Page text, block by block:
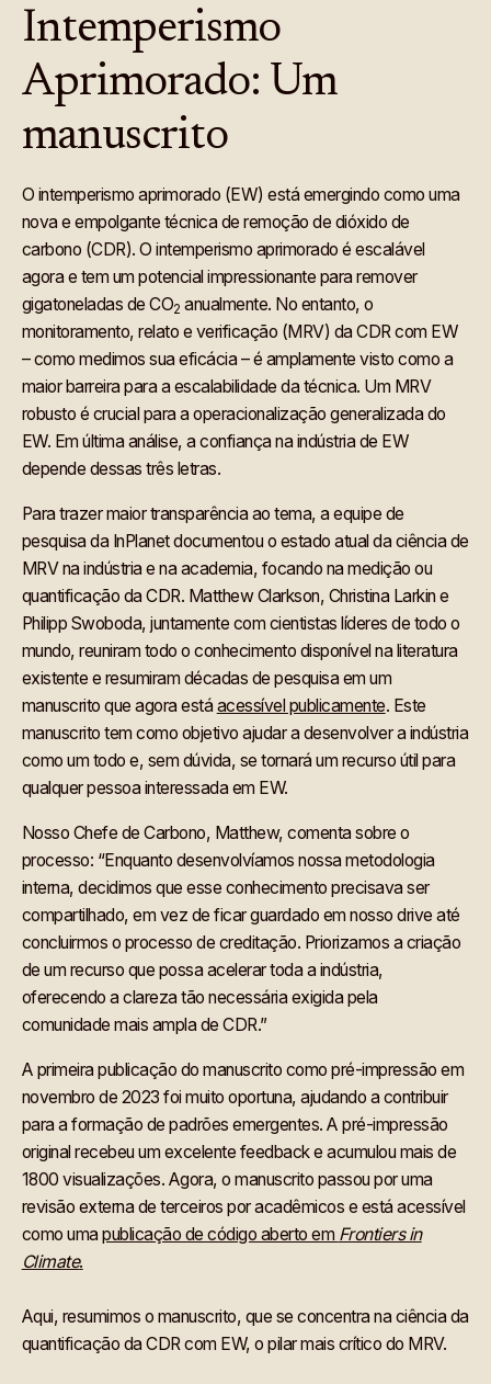
Intemperismo
Aprimorado: Um
manuscrito
O intemperismo aprimorado (EW) está emergindo como uma
nova e empolgante técnica de remoção de dióxido de
carbono (CDR). O intemperismo aprimorado é escalável
agora e tem um potencial impressionante para remover
gigatoneladas de CO2 anualmente. No entanto, o
monitoramento, relato e verificação (MRV) da CDR com EW
– como medimos sua eficácia – é amplamente visto como a
maior barreira para a escalabilidade da técnica. Um MRV
robusto é crucial para a operacionalização generalizada do
EW. Em última análise, a confiança na indústria de EW
depende dessas três letras.
Para trazer maior transparência ao tema, a equipe de
pesquisa da InPlanet documentou o estado atual da ciência de
MRV na indústria e na academia, focando na medição ou
quantificação da CDR. Matthew Clarkson, Christina Larkin e
Philipp Swoboda, juntamente com cientistas líderes de todo o
mundo, reuniram todo o conhecimento disponível na literatura
existente e resumiram décadas de pesquisa em um
manuscrito que agora está acessível publicamente. Este
manuscrito tem como objetivo ajudar a desenvolver a indústria
como um todo e, sem dúvida, se tornará um recurso útil para
qualquer pessoa interessada em EW.
Nosso Chefe de Carbono, Matthew, comenta sobre o
processo: “Enquanto desenvolvíamos nossa metodologia
interna, decidimos que esse conhecimento precisava ser
compartilhado, em vez de ficar guardado em nosso drive até
concluirmos o processo de creditação. Priorizamos a criação
de um recurso que possa acelerar toda a indústria,
oferecendo a clareza tão necessária exigida pela
comunidade mais ampla de CDR.”
A primeira publicação do manuscrito como pré-impressão em
novembro de 2023 foi muito oportuna, ajudando a contribuir
para a formação de padrões emergentes. A pré-impressão
original recebeu um excelente feedback e acumulou mais de
1800 visualizações. Agora, o manuscrito passou por uma
revisão externa de terceiros por acadêmicos e está acessível
como umapublicação de código aberto em Frontiers in
Climate.
Aqui, resumimos o manuscrito, que se concentra na ciência da
quantificação da CDR com EW, o pilar mais crítico do MRV.